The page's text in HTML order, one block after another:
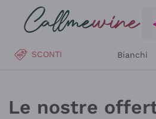
Salta al contenuto principale
SCONTI Bianchi
Callmewine:
Le nostre